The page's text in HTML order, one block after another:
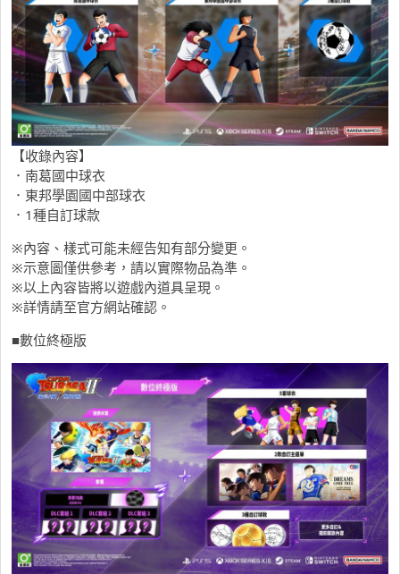
【收錄內容】
．南葛國中球衣
．東邦學園國中部球衣
．1種自訂球款
※內容、樣式可能未經告知有部分變更。
※示意圖僅供參考，請以實際物品為準。
※以上內容皆將以遊戲內道具呈現。
※詳情請至官方網站確認。
■數位終極版